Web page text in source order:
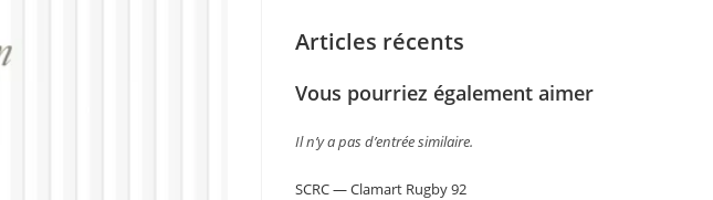
Articles récents
Vous pourriez également aimer
Il n’y a pas d’entrée similaire.
SCRC — Clamart Rugby 92